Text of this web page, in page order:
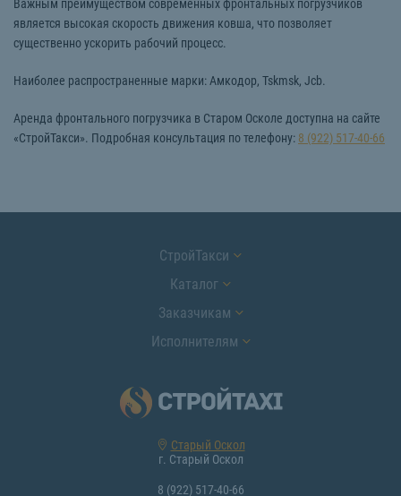
Важным преимуществом современных фронтальных погрузчиков
является высокая скорость движения ковша, что позволяет
существенно ускорить рабочий процесс.
Наиболее распространенные марки: Амкодор, Tskmsk, Jcb.
Аренда фронтального погрузчика в Старом Осколе доступна на сайте
«СтройТакси». Подробная консультация по телефону: 8 (922) 517-40-66
СтройТакси
Каталог
Заказчикам
Исполнителям
Старый Оскол
г. Старый Оскол
8 (922) 517-40-66